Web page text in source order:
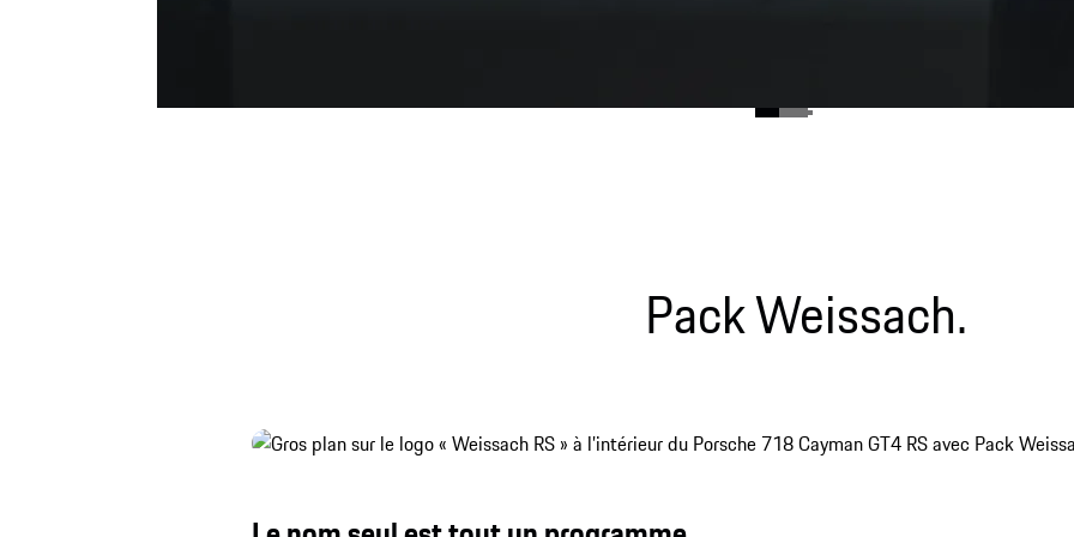
Signes visibles : aileron arrière fixe avec liaison en col de cygne ou diffuseur arrière. Pour une forte
déportance, une adhérence au sol élevée, et la plus grande proximité possible avec le sport automobile.
Pack Weissach.